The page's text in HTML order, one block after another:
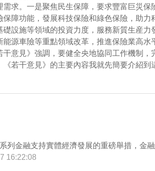
求。一是聚焦民生保障，要求豐富巨災
障功能，發展科技保險和綠色保險，助
設施等領域的投資力度，服務新質生産
源車險等重點領域改革，推進保險業高
意見》強調，要健全央地協同工作機制
若干意見》的主要內容我就先簡要介紹
列金融支持實體經濟發展的重磅舉措，金
16:22:08